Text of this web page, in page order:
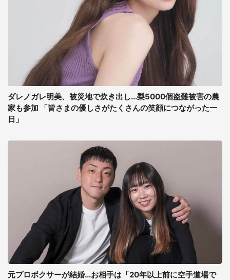
ダレノガレ明美、被災地で炊き出し...梨5000個盗難被害の農
家も参加 「皆さまの優しさがたくさんの笑顔につながった一
日」
元プロボクサーが結婚...お相手は「20年以上前に空手道場で